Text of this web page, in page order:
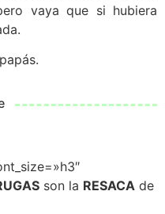
vaya que si hubiera
son la RESACA de